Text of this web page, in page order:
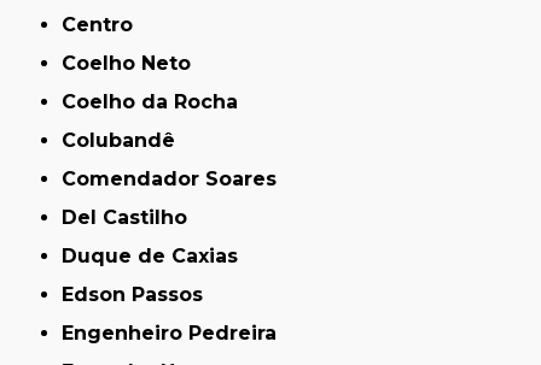
Centro
Coelho Neto
Coelho da Rocha
Colubandê
Comendador Soares
Del Castilho
Duque de Caxias
Edson Passos
Engenheiro Pedreira